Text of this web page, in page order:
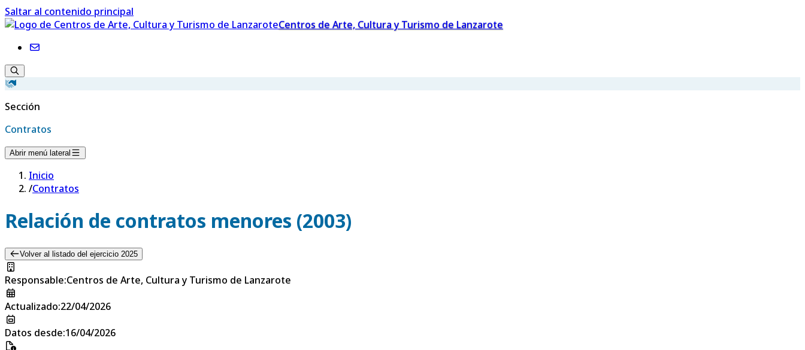
Saltar al contenido principal
Centros de Arte, Cultura y Turismo de Lanzarote
Sección
Contratos
Abrir menú lateral
Inicio
/Contratos
Relación de contratos menores (2003)
Volver al listado del ejercicio 2025
Responsable:Centros de Arte, Cultura y Turismo de Lanzarote
Actualizado:22/04/2026
Datos desde:16/04/2026